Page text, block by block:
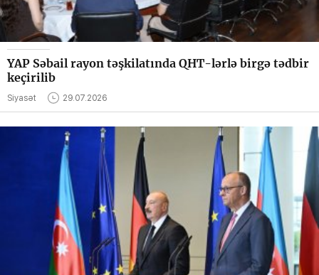
YAP Səbail rayon təşkilatında QHT-lərlə birgə tədbir
keçirilib
Siyasət 29.07.2026